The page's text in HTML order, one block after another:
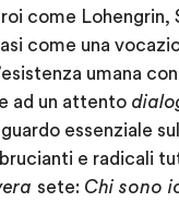
come
come una
umana
ad un attento
essenziale
e radicali
sete: Chi sono